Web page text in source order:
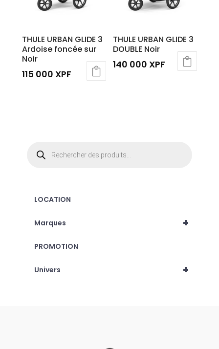
THULE URBAN GLIDE 3
Ardoise foncée sur
Noir
115 000 XPF
THULE URBAN GLIDE 3
DOUBLE Noir
140 000 XPF
produits
LOCATION
+
Marques
PROMOTION
+
Univers